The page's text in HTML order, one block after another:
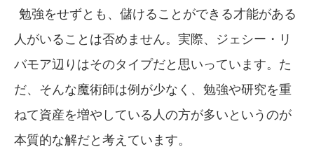
勉強をせずとも、儲けることができる才能がある
人がいることは否めません。実際、ジェシー・リ
バモア辺りはそのタイプだと思いっています。た
だ、そんな魔術師は例が少なく、勉強や研究を重
ねて資産を増やしている人の方が多いというのが
本質的な解だと考えています。